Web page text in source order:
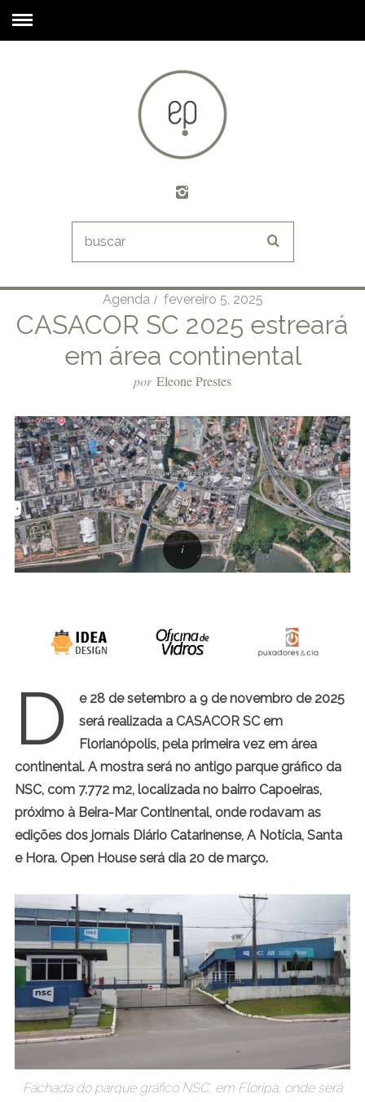
Agenda fevereiro 5, 2025
CASACOR SC 2025 estreará
em área continental
por Eleone Prestes
D
e 28 de setembro a 9 de novembro de 2025
será realizada a CASACOR SC em
Florianópolis, pela primeira vez em área
continental. A mostra será no antigo parque gráfico da
NSC, com 7.772 m2, localizada no bairro Capoeiras,
próximo à Beira-Mar Continental, onde rodavam as
edições dos jornais Diário Catarinense, A Notícia, Santa
e Hora. Open House será dia 20 de março.
Fachada do parque gráfico NSC, em Floripa, onde será